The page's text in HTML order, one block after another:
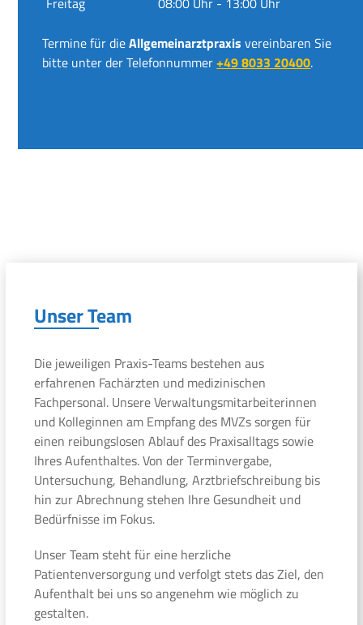
Termine für dieAllgemeinarztpraxis vereinbaren Sie
bitte unter der Telefonnummer+49 8033 20400.
Unser Team
Die jeweiligen Praxis-Teams bestehen aus
erfahrenen Fachärzten und medizinischen
Fachpersonal. Unsere Verwaltungsmitarbeiterinnen
und Kolleginnen am Empfang des MVZs sorgen für
einen reibungslosen Ablauf des Praxisalltags sowie
Ihres Aufenthaltes. Von der Terminvergabe,
Untersuchung, Behandlung, Arztbriefschreibung bis
hin zur Abrechnung stehen Ihre Gesundheit und
Bedürfnisse im Fokus.
Unser Team steht für eine herzliche
Patientenversorgung und verfolgt stets das Ziel, den
Aufenthalt bei uns so angenehm wie möglich zu
gestalten.